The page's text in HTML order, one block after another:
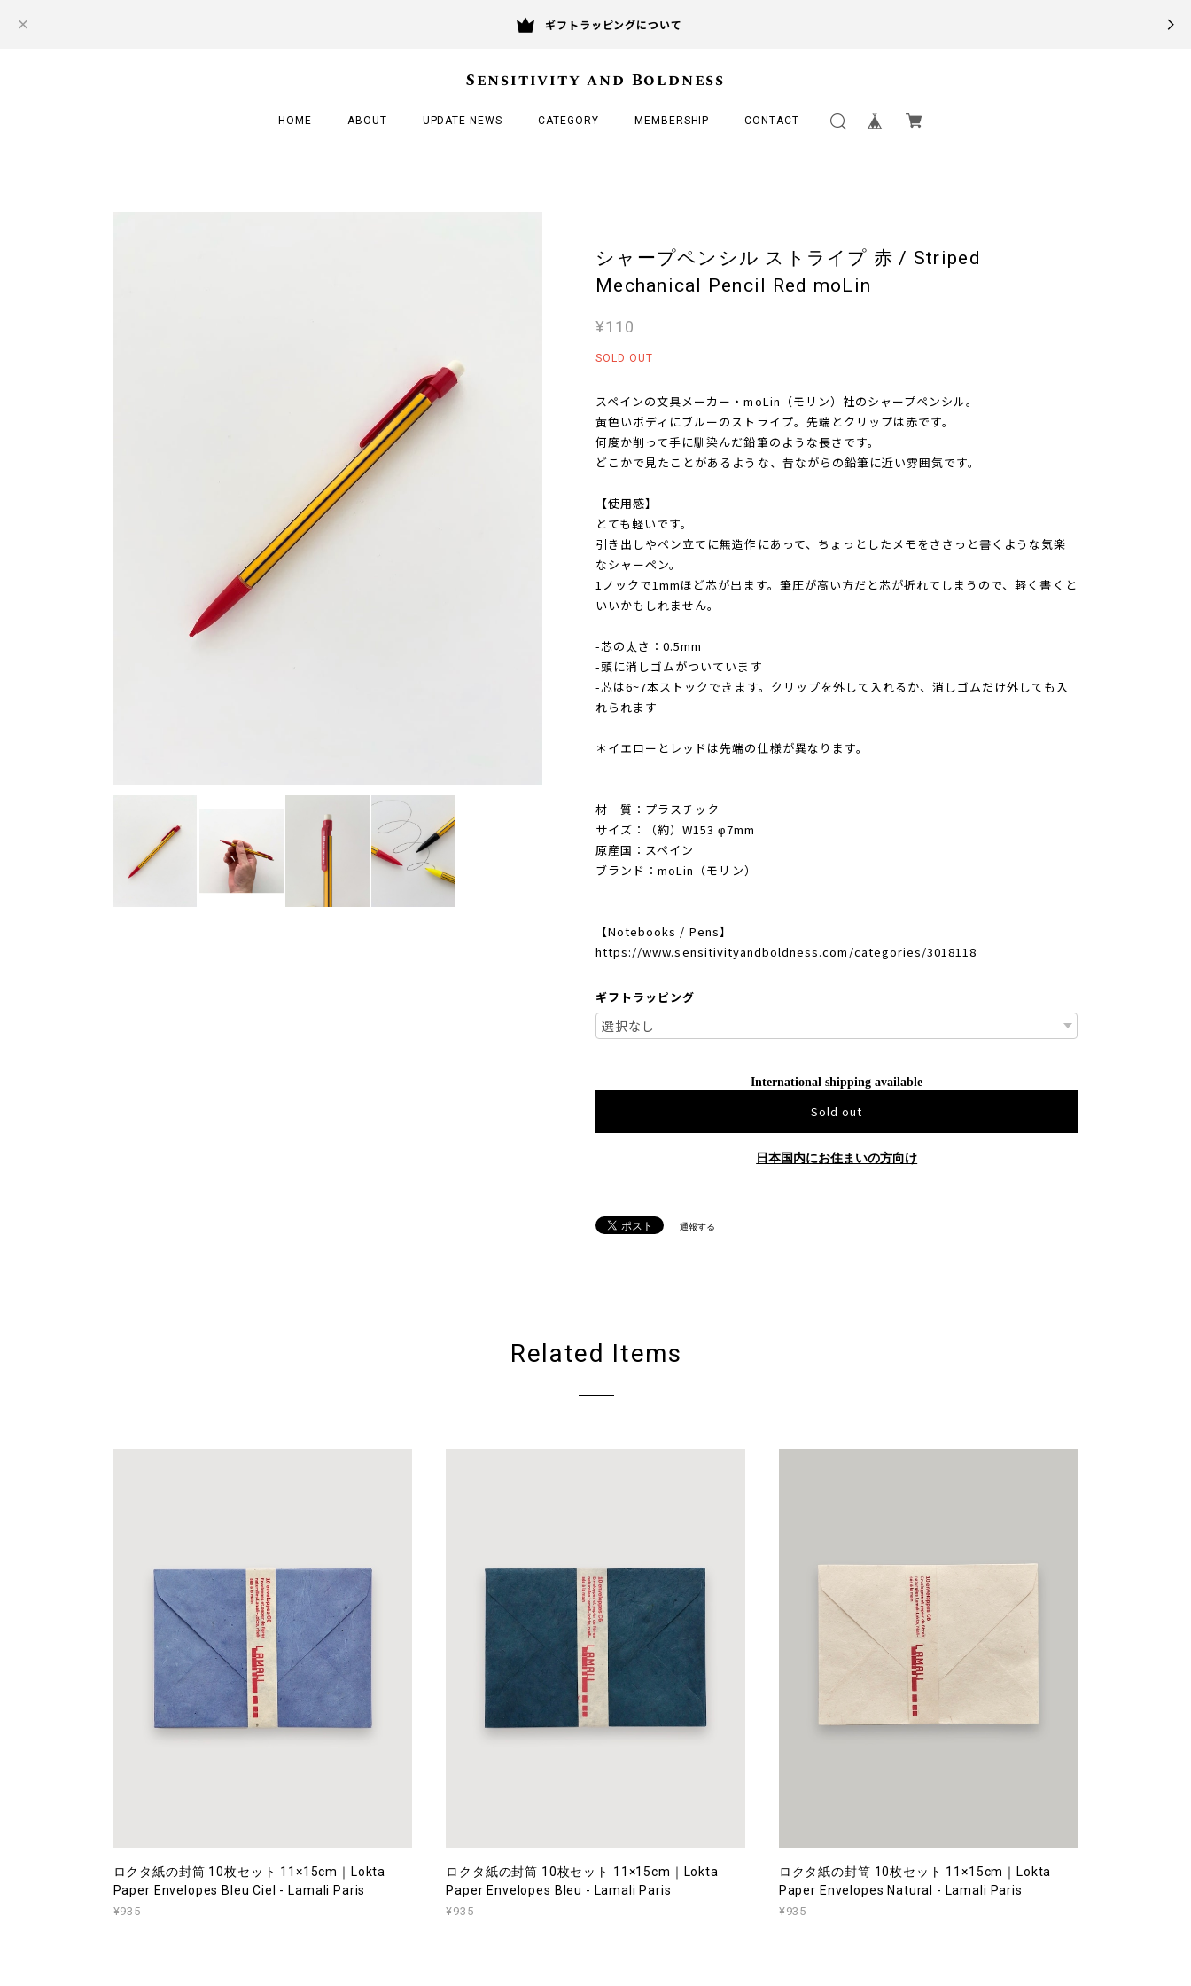
ギフトラッピングについて
Sensitivity and Boldness
HOME ABOUT UPDATE NEWS CATEGORY MEMBERSHIP CONTACT
シャープペンシル ストライプ 赤 / Striped
Mechanical Pencil Red moLin
¥110
SOLD OUT
スペインの文具メーカー・moLin（モリン）社のシャープペンシル。
黄色いボディにブルーのストライプ。先端とクリップは赤です。
何度か削って手に馴染んだ鉛筆のような長さです。
どこかで見たことがあるような、昔ながらの鉛筆に近い雰囲気です。
【使用感】
とても軽いです。
引き出しやペン立てに無造作にあって、ちょっとしたメモをささっと書くような気楽
なシャーペン。
1ノックで1mmほど芯が出ます。筆圧が高い方だと芯が折れてしまうので、軽く書くと
いいかもしれません。
-芯の太さ：0.5mm
-頭に消しゴムがついています
-芯は6~7本ストックできます。クリップを外して入れるか、消しゴムだけ外しても入
れられます
＊イエローとレッドは先端の仕様が異なります。
材 質：プラスチック
サイズ：（約）W153 φ7mm
原産国：スペイン
ブランド：moLin（モリン）
【Notebooks / Pens】
https://www.sensitivityandboldness.com/categories/3018118
ギフトラッピング
International shipping available
Sold out
日本国内にお住まいの方向け
通報する
Related Items
ロクタ紙の封筒 10枚セット 11×15cm｜Lokta
Paper Envelopes Bleu Ciel - Lamali Paris
¥935
ロクタ紙の封筒 10枚セット 11×15cm｜Lokta
Paper Envelopes Bleu - Lamali Paris
¥935
ロクタ紙の封筒 10枚セット 11×15cm｜Lokta
Paper Envelopes Natural - Lamali Paris
¥935